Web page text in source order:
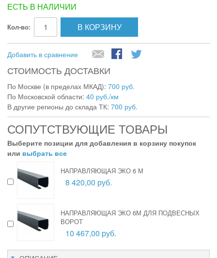
ЕСТЬ В НАЛИЧИИ
Кол-во: В КОРЗИНУ
Добавить в сравнение
СТОИМОСТЬ ДОСТАВКИ
По Москве (в пределах МКАД): 700 руб.
По Московской области: 40 руб./км
В другие регионы до склада ТК: 700 руб.
СОПУТСТВУЮЩИЕ ТОВАРЫ
Выберите позиции для добавления в корзину покупок
или выбрать все
НАПРАВЛЯЮЩАЯ ЭКО 6 М
8 420,00 руб.
НАПРАВЛЯЮЩАЯ ЭКО 6М ДЛЯ ПОДВЕСНЫХ
ВОРОТ
10 467,00 руб.